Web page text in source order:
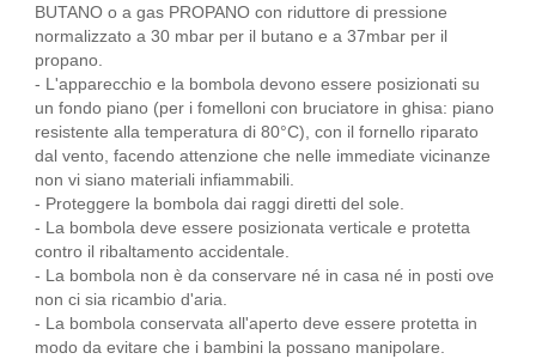
BUTANO o a gas PROPANO con riduttore di pressione
normalizzato a 30 mbar per il butano e a 37mbar per il
propano.
- L'apparecchio e la bombola devono essere posizionati su
un fondo piano (per i fomelloni con bruciatore in ghisa: piano
resistente alla temperatura di 80°C), con il fornello riparato
dal vento, facendo attenzione che nelle immediate vicinanze
non vi siano materiali inﬁammabili.
- Proteggere la bombola dai raggi diretti del sole.
- La bombola deve essere posizionata verticale e protetta
contro il ribaltamento accidentale.
- La bombola non è da conservare né in casa né in posti ove
non ci sia ricambio d'aria.
- La bombola conservata all'aperto deve essere protetta in
modo da evitare che i bambini la possano manipolare.